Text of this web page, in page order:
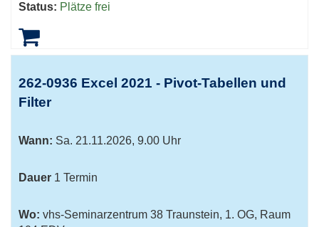
Status: Plätze frei
262-0936 Excel 2021 - Pivot-Tabellen und
Filter
Wann: Sa. 21.11.2026, 9.00 Uhr
Dauer 1 Termin
Wo: vhs-Seminarzentrum 38 Traunstein, 1. OG, Raum